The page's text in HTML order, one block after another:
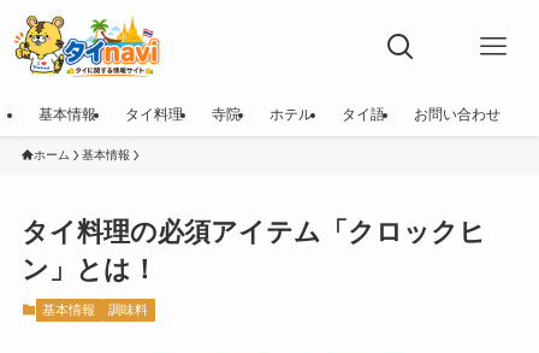
基本情報 タイ料理 寺院 ホテル タイ語 お問い合わせ
ホーム 基本情報
タイ料理の必須アイテム「クロックヒ
ン」とは！
基本情報 調味料